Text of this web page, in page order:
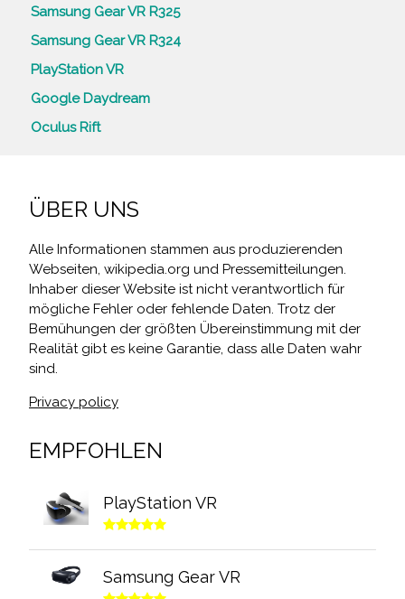
Samsung Gear VR R325
Samsung Gear VR R324
PlayStation VR
Google Daydream
Oculus Rift
ÜBER UNS
Alle Informationen stammen aus produzierenden
Webseiten, wikipedia.org und Pressemitteilungen.
Inhaber dieser Website ist nicht verantwortlich für
mögliche Fehler oder fehlende Daten. Trotz der
Bemühungen der größten Übereinstimmung mit der
Realität gibt es keine Garantie, dass alle Daten wahr
sind.
Privacy policy
EMPFOHLEN
PlayStation VR
Samsung Gear VR